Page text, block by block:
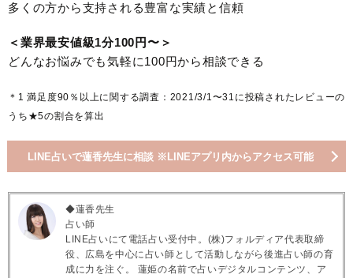
多くの方から支持される豊富な実績と信頼
＜業界最安値級1分100円〜＞
どんなお悩みでも気軽に100円から相談できる
＊1 満足度90％以上に関する調査：2021/3/1〜31に投稿されたレビューの
うち★5の割合を算出
LINE占いで蓮香先生に相談 ※LINEアプリ内からアクセス可能
◆蓮香先生
占い師
LINE占いにて電話占い受付中。(株)フォルディア代表取締
役、広島を中心に占い師として活動しながら後進占い師の育
成に力を注ぐ。 蓮姫の名前で占いデジタルコンテンツ、ア